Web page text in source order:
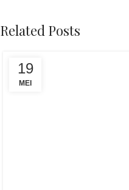
Related Posts
19
MEI